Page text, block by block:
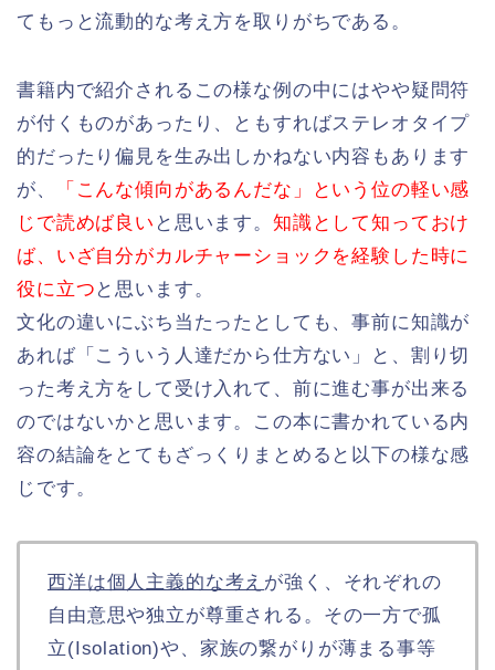
てもっと流動的な考え方を取りがちである。
書籍内で紹介されるこの様な例の中にはやや疑問符
が付くものがあったり、ともすればステレオタイプ
的だったり偏見を生み出しかねない内容もあります
が、
「こんな傾向があるんだな」という位の軽い感
じで読めば良い と思います。 知識として知っておけ
ば、いざ自分がカルチャーショックを経験した時に
役に立つ と思います。
文化の違いにぶち当たったとしても、事前に知識が
あれば「こういう人達だから仕方ない」と、割り切
った考え方をして受け入れて、前に進む事が出来る
のではないかと思います。この本に書かれている内
容の結論をとてもざっくりまとめると以下の様な感
じです。
西洋は個人主義的な考え が強く、それぞれの
自由意思や独立が尊重される。その一方で孤
立(Isolation)や、家族の繋がりが薄まる事等